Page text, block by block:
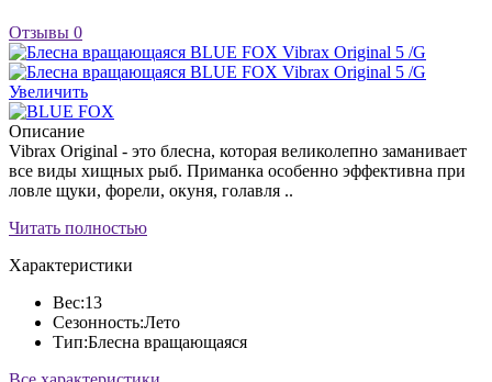
Отзывы 0
Увеличить
Описание
Vibrax Original - это блесна, которая великолепно заманивает
все виды хищных рыб. Приманка особенно эффективна при
ловле щуки, форели, окуня, голавля ..
Читать полностью
Характеристики
Вес:13
Сезонность:Лето
Тип:Блесна вращающаяся